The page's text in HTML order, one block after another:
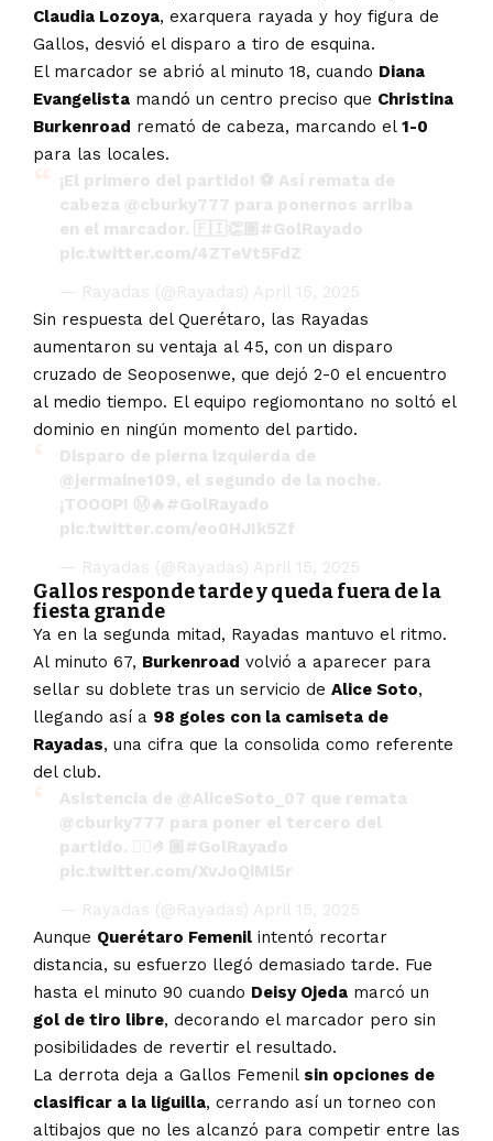
Claudia Lozoya, exarquera rayada y hoy figura de
Gallos, desvió el disparo a tiro de esquina.
El marcador se abrió al minuto 18, cuando Diana
Evangelista mandó un centro preciso que Christina
Burkenroad remató de cabeza, marcando el 1-0
para las locales.
¡El primero del partido! ⚽️ Así remata de
cabeza @cburky777 para ponernos arriba
en el marcador. 🇫🇮👏🏼 #GolRayado
pic.twitter.com/4ZTeVt5FdZ
— Rayadas (@Rayadas) April 15, 2025
Sin respuesta del Querétaro, las Rayadas
aumentaron su ventaja al 45, con un disparo
cruzado de Seoposenwe, que dejó 2-0 el encuentro
al medio tiempo. El equipo regiomontano no soltó el
dominio en ningún momento del partido.
Disparo de pierna izquierda de
@jermaine109, el segundo de la noche.
¡TOOOP! Ⓜ️🔥 #GolRayado
pic.twitter.com/eo0HJIk5Zf
— Rayadas (@Rayadas) April 15, 2025
Gallos responde tarde y queda fuera de la
fiesta grande
Ya en la segunda mitad, Rayadas mantuvo el ritmo.
Al minuto 67, Burkenroad volvió a aparecer para
sellar su doblete tras un servicio de Alice Soto,
llegando así a 98 goles con la camiseta de
Rayadas, una cifra que la consolida como referente
del club.
Asistencia de @AliceSoto_07 que remata
@cburky777 para poner el tercero del
partido. 😮‍💨🤌🏼 #GolRayado
pic.twitter.com/XvJoQiMl5r
— Rayadas (@Rayadas) April 15, 2025
Aunque Querétaro Femenil intentó recortar
distancia, su esfuerzo llegó demasiado tarde. Fue
hasta el minuto 90 cuando Deisy Ojeda marcó un
gol de tiro libre, decorando el marcador pero sin
posibilidades de revertir el resultado.
La derrota deja a Gallos Femenil sin opciones de
clasificar a la liguilla, cerrando así un torneo con
altibajos que no les alcanzó para competir entre las